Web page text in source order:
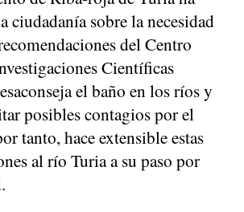
ciudadanía sobre la necesidad
del Centro
Científicas
el baño en los ríos y
posibles contagios por el
tanto, hace extensible estas
al río Turia a su paso por